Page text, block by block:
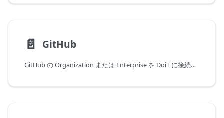
📄️ GitHub
GitHub の Organization または Enterprise を DoiT に接続して、請求と利用状況の可視性を高めます